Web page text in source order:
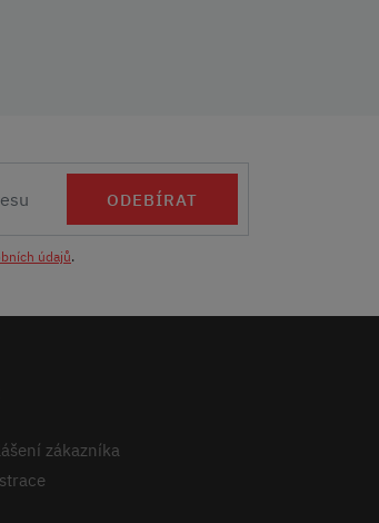
ODEBÍRAT
údajů.
zákazníka